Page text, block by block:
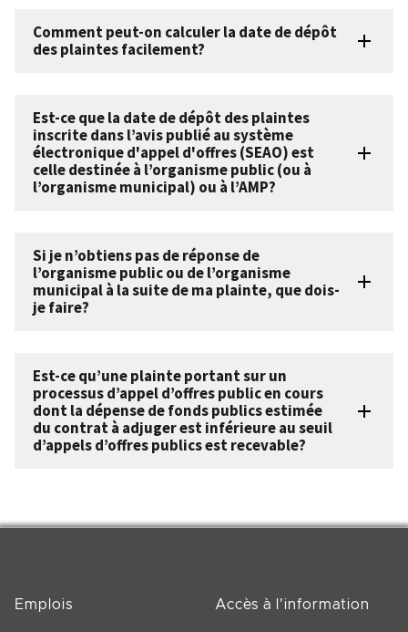
Comment peut-on calculer la date de dépôt
des plaintes facilement?
Est-ce que la date de dépôt des plaintes
inscrite dans l’avis publié au système
électronique d'appel d'offres (SEAO) est
celle destinée à l’organisme public (ou à
l’organisme municipal) ou à l’AMP?
Si je n’obtiens pas de réponse de
l’organisme public ou de l’organisme
municipal à la suite de ma plainte, que dois-
je faire?
Est-ce qu’une plainte portant sur un
processus d’appel d’offres public en cours
dont la dépense de fonds publics estimée
du contrat à adjuger est inférieure au seuil
d’appels d’offres publics est recevable?
Emplois Accès à l'information